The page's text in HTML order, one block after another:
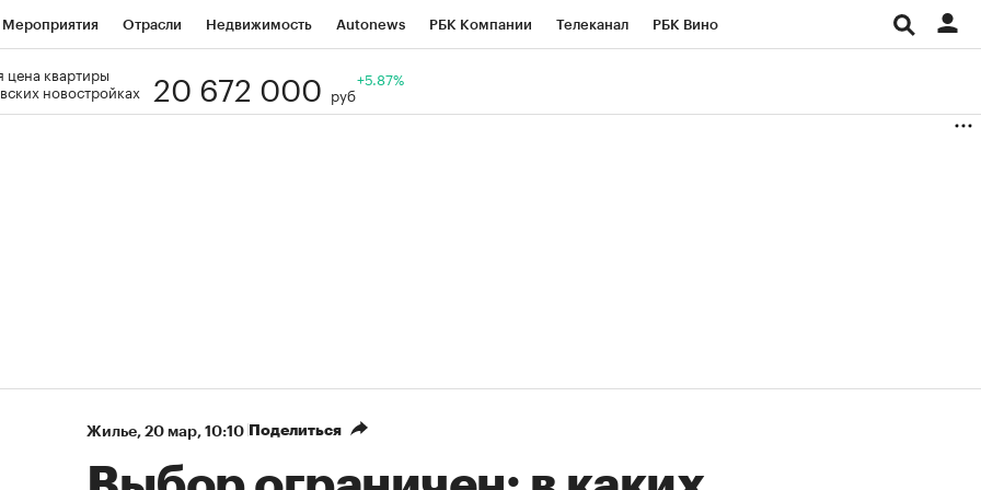
Мероприятия Отрасли Недвижимость Autonews РБК Компании Телеканал РБК Вино
Визионеры
цена квартиры
новостройках
20 672 000 руб
+5.87%
Жилье⁠, 20 мар, 10:10 Поделиться